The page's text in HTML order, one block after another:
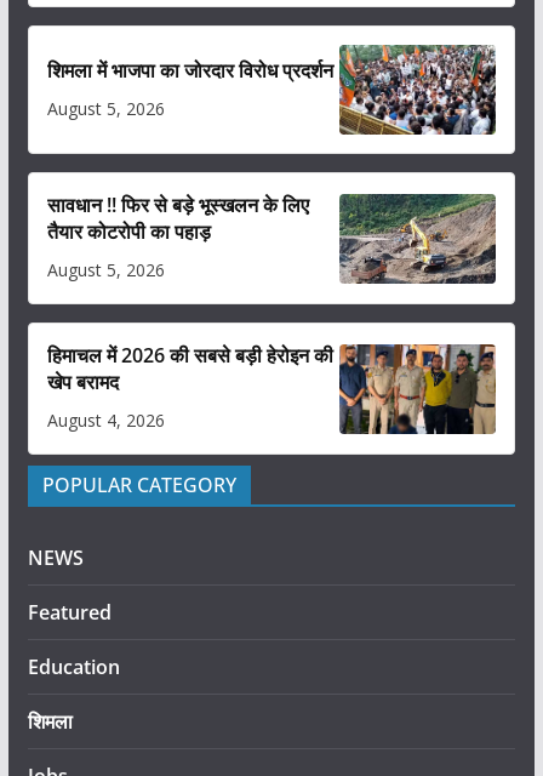
शिमला में भाजपा का जोरदार विरोध प्रदर्शन
August 5, 2026
सावधान !! फिर से बड़े भूस्खलन के लिए
तैयार कोटरोपी का पहाड़
August 5, 2026
हिमाचल में 2026 की सबसे बड़ी हेरोइन की
खेप बरामद
August 4, 2026
POPULAR CATEGORY
NEWS
Featured
Education
शिमला